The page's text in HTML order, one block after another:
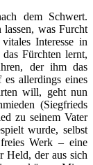
dem Schwert.
lassen, was Furcht
Interesse in
Fürchten lernt,
der ihm das
allerdings eines
will, geht nun
(Siegfrieds
zu seinem Vater
wurde, selbst
Werk – eine
Held, der aus sich